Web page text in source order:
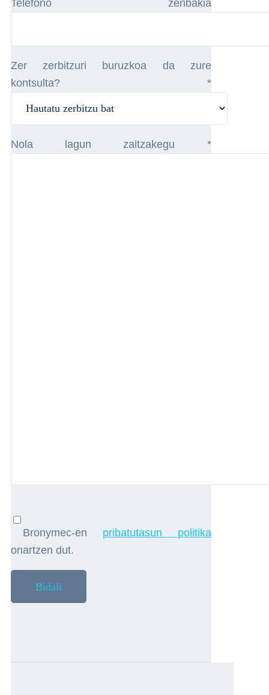
Telefono zenbakia
Zer zerbitzuri buruzkoa da zure
kontsulta? *
Nola lagun zaitzakegu *
Bronymec-en pribatutasun politika
onartzen dut.